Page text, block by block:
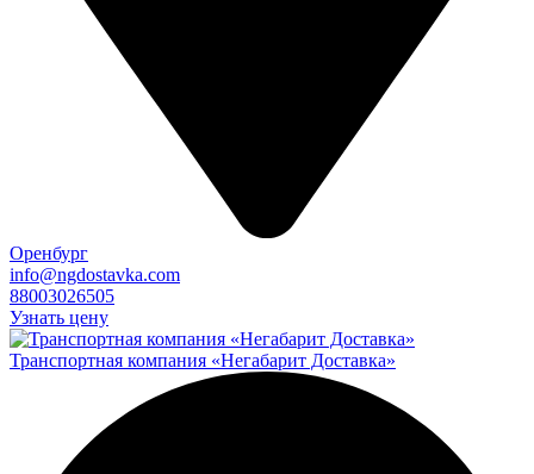
Оренбург
info@ngdostavka.com
88003026505
Узнать цену
Транспортная компания «Негабарит Доставка»